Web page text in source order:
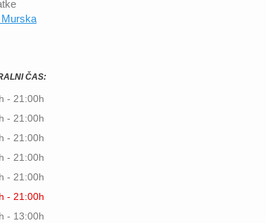
Murska
ČAS:
- 21:00h
- 21:00h
- 21:00h
- 21:00h
- 21:00h
- 21:00h
- 13:00h